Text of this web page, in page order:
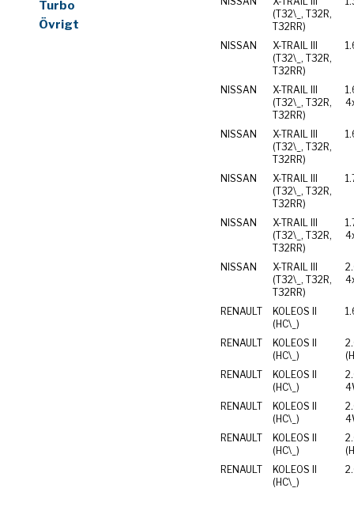
Turbo
Övrigt
(T32\_, T32R,
T32RR)
NISSAN
X-TRAIL III
(T32\_, T32R,
T32RR)
NISSAN
X-TRAIL III
(T32\_, T32R,
T32RR)
NISSAN
X-TRAIL III
(T32\_, T32R,
T32RR)
NISSAN
X-TRAIL III
(T32\_, T32R,
T32RR)
NISSAN
X-TRAIL III
(T32\_, T32R,
T32RR)
NISSAN
X-TRAIL III
(T32\_, T32R,
T32RR)
RENAULT
KOLEOS II
(HC\_)
RENAULT
KOLEOS II
(HC\_)
RENAULT
KOLEOS II
(HC\_)
RENAULT
KOLEOS II
(HC\_)
RENAULT
KOLEOS II
(HC\_)
RENAULT
KOLEOS II
(HC\_)